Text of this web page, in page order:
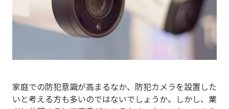
家庭での防犯意識が高まるなか、防犯カメラを設置した
いと考える方も多いのではないでしょうか。しかし、業